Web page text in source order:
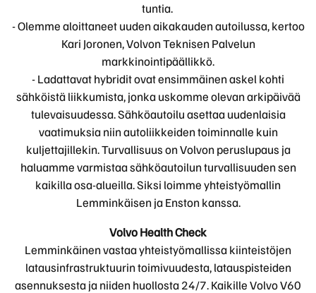
tuntia.
- Olemme aloittaneet uuden aikakauden autoilussa, kertoo
Kari Joronen, Volvon Teknisen Palvelun
markkinointipäällikkö.
- Ladattavat hybridit ovat ensimmäinen askel kohti
sähköistä liikkumista, jonka uskomme olevan arkipäivää
tulevaisuudessa. Sähköautoilu asettaa uudenlaisia
vaatimuksia niin autoliikkeiden toiminnalle kuin
kuljettajillekin. Turvallisuus on Volvon peruslupaus ja
haluamme varmistaa sähköautoilun turvallisuuden sen
kaikilla osa-alueilla. Siksi loimme yhteistyömallin
Lemminkäisen ja Enston kanssa.
Volvo Health Check
Lemminkäinen vastaa yhteistyömallissa kiinteistöjen
latausinfrastruktuurin toimivuudesta, latauspisteiden
asennuksesta ja niiden huollosta 24/7. Kaikille Volvo V60